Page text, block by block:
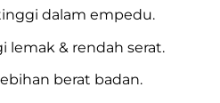
dalam empedu.
lemak & rendah serat.
berat badan.